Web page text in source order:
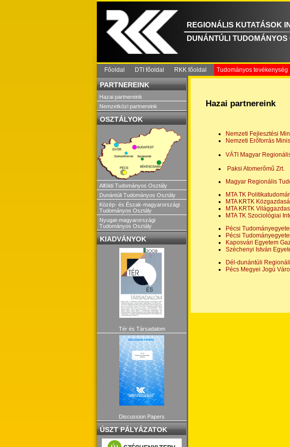
REGIONÁLIS KUTATÁSOK
DUNÁNTÚLI TUDOMÁNYOS
Főoldal DTI főoldal RKK főoldal Tudományos tevékenység
PARTNEREINK
Hazai partnereink
Nemzetközi partnereink
OSZTÁLYOK
Alföldi Tudományos Osztály
Dunántúli Tudományos Osztály
Közép- és Észak-magyarországi
Tudományos Osztály
Nyugat-magyarországi
Tudományos Osztály
KIADVÁNYOK
Tér és Társadalom
Discussion Papers
ÚSZT PÁLYÁZATOK
Hazai partnereink
Nemzeti Fejlesztési
Nemzeti Erőforrás
VÁTI Magyar
Paksi Atomerőmű Zrt.
Magyar Regionális
MTA TK
MTA KRTK
MTA KRTK
MTA TK Szociológiai
Pécsi
Pécsi
Kaposvári Egyetem
Széchenyi István
Dél-dunántúli
Pécs Megyei Jogú